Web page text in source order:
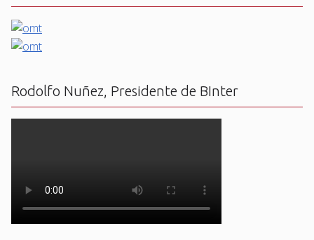
Rodolfo Nuñez, Presidente de BInter